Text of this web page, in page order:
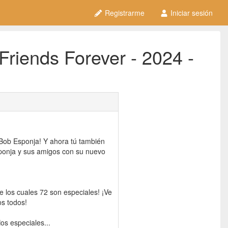
Registrarme Iniciar sesión
Forever - 2024 -
Esponja! Y ahora tú también
y sus amigos con su nuevo
los cuales 72 son especiales! ¡Ve
todos!
especiales...